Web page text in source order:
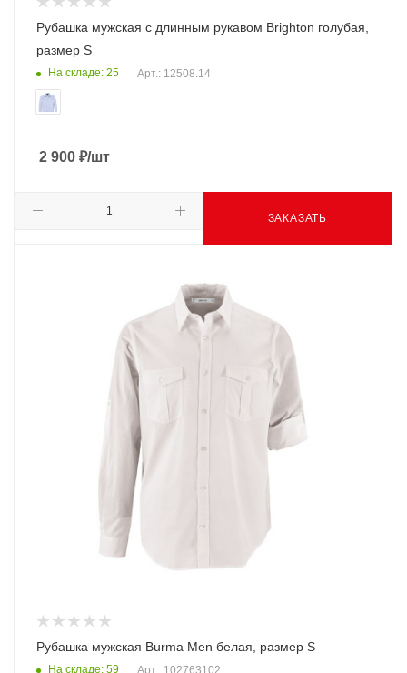
Рубашка мужская с длинным рукавом Brighton голубая,
размер S
На складе: 25 Арт.: 12508.14
2 900 ₽/шт
ЗАКАЗАТЬ
Рубашка мужская Burma Men белая, размер S
На складе: 59 Арт.: 102763102